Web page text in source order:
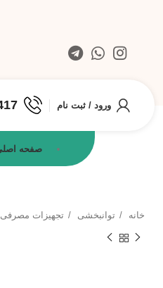
ورود / ثبت نام
صفحه
خانه توانبخشی تجهیزات مصرفی